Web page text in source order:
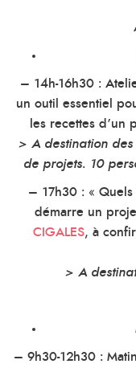
– 14h-16h30 :
un outil essentiel
les recettes d’un
> A destination
de projets. 10
– 17h30 : « Quels
démarre un
CIGALES, à
> A
– 9h30-12h30 :